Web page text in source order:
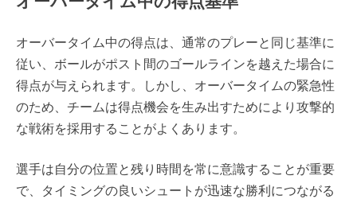
オーバータイム中の得点は、通常のプレーと同じ基準に
従い、ボールがポスト間のゴールラインを越えた場合に
得点が与えられます。しかし、オーバータイムの緊急性
のため、チームは得点機会を生み出すためにより攻撃的
な戦術を採用することがよくあります。
選手は自分の位置と残り時間を常に意識することが重要
で、タイミングの良いシュートが迅速な勝利につながる